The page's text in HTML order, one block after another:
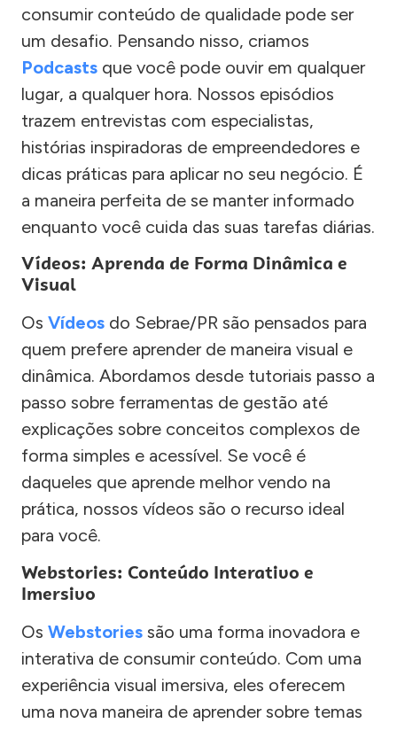
consumir conteúdo de qualidade pode ser
um desafio. Pensando nisso, criamos
Podcasts que você pode ouvir em qualquer
lugar, a qualquer hora. Nossos episódios
trazem entrevistas com especialistas,
histórias inspiradoras de empreendedores e
dicas práticas para aplicar no seu negócio. É
a maneira perfeita de se manter informado
enquanto você cuida das suas tarefas diárias.
Vídeos: Aprenda de Forma Dinâmica e
Visual
Os Vídeos do Sebrae/PR são pensados para
quem prefere aprender de maneira visual e
dinâmica. Abordamos desde tutoriais passo a
passo sobre ferramentas de gestão até
explicações sobre conceitos complexos de
forma simples e acessível. Se você é
daqueles que aprende melhor vendo na
prática, nossos vídeos são o recurso ideal
para você.
Webstories: Conteúdo Interativo e
Imersivo
Os Webstories são uma forma inovadora e
interativa de consumir conteúdo. Com uma
experiência visual imersiva, eles oferecem
uma nova maneira de aprender sobre temas